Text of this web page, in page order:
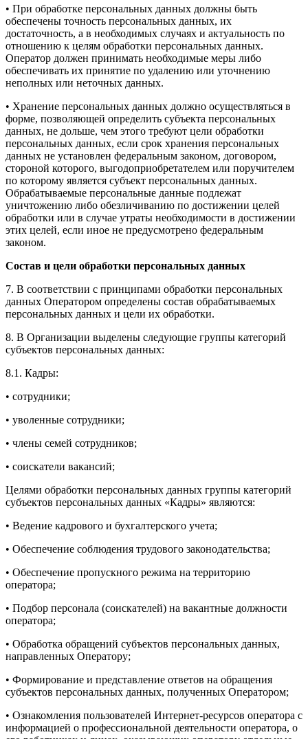
• При обработке персональных данных должны быть
обеспечены точность персональных данных, их
достаточность, а в необходимых случаях и актуальность по
отношению к целям обработки персональных данных.
Оператор должен принимать необходимые меры либо
обеспечивать их принятие по удалению или уточнению
неполных или неточных данных.
• Хранение персональных данных должно осуществляться в
форме, позволяющей определить субъекта персональных
данных, не дольше, чем этого требуют цели обработки
персональных данных, если срок хранения персональных
данных не установлен федеральным законом, договором,
стороной которого, выгодоприобретателем или поручителем
по которому является субъект персональных данных.
Обрабатываемые персональные данные подлежат
уничтожению либо обезличиванию по достижении целей
обработки или в случае утраты необходимости в достижении
этих целей, если иное не предусмотрено федеральным
законом.
Состав и цели обработки персональных данных
7. В соответствии с принципами обработки персональных
данных Оператором определены состав обрабатываемых
персональных данных и цели их обработки.
8. В Организации выделены следующие группы категорий
субъектов персональных данных:
8.1. Кадры:
• сотрудники;
• уволенные сотрудники;
• члены семей сотрудников;
• соискатели вакансий;
Целями обработки персональных данных группы категорий
субъектов персональных данных «Кадры» являются:
• Ведение кадрового и бухгалтерского учета;
• Обеспечение соблюдения трудового законодательства;
• Обеспечение пропускного режима на территорию
оператора;
• Подбор персонала (соискателей) на вакантные должности
оператора;
• Обработка обращений субъектов персональных данных,
направленных Оператору;
• Формирование и представление ответов на обращения
субъектов персональных данных, полученных Оператором;
• Ознакомления пользователей Интернет-ресурсов оператора с
информацией о профессиональной деятельности оператора, о